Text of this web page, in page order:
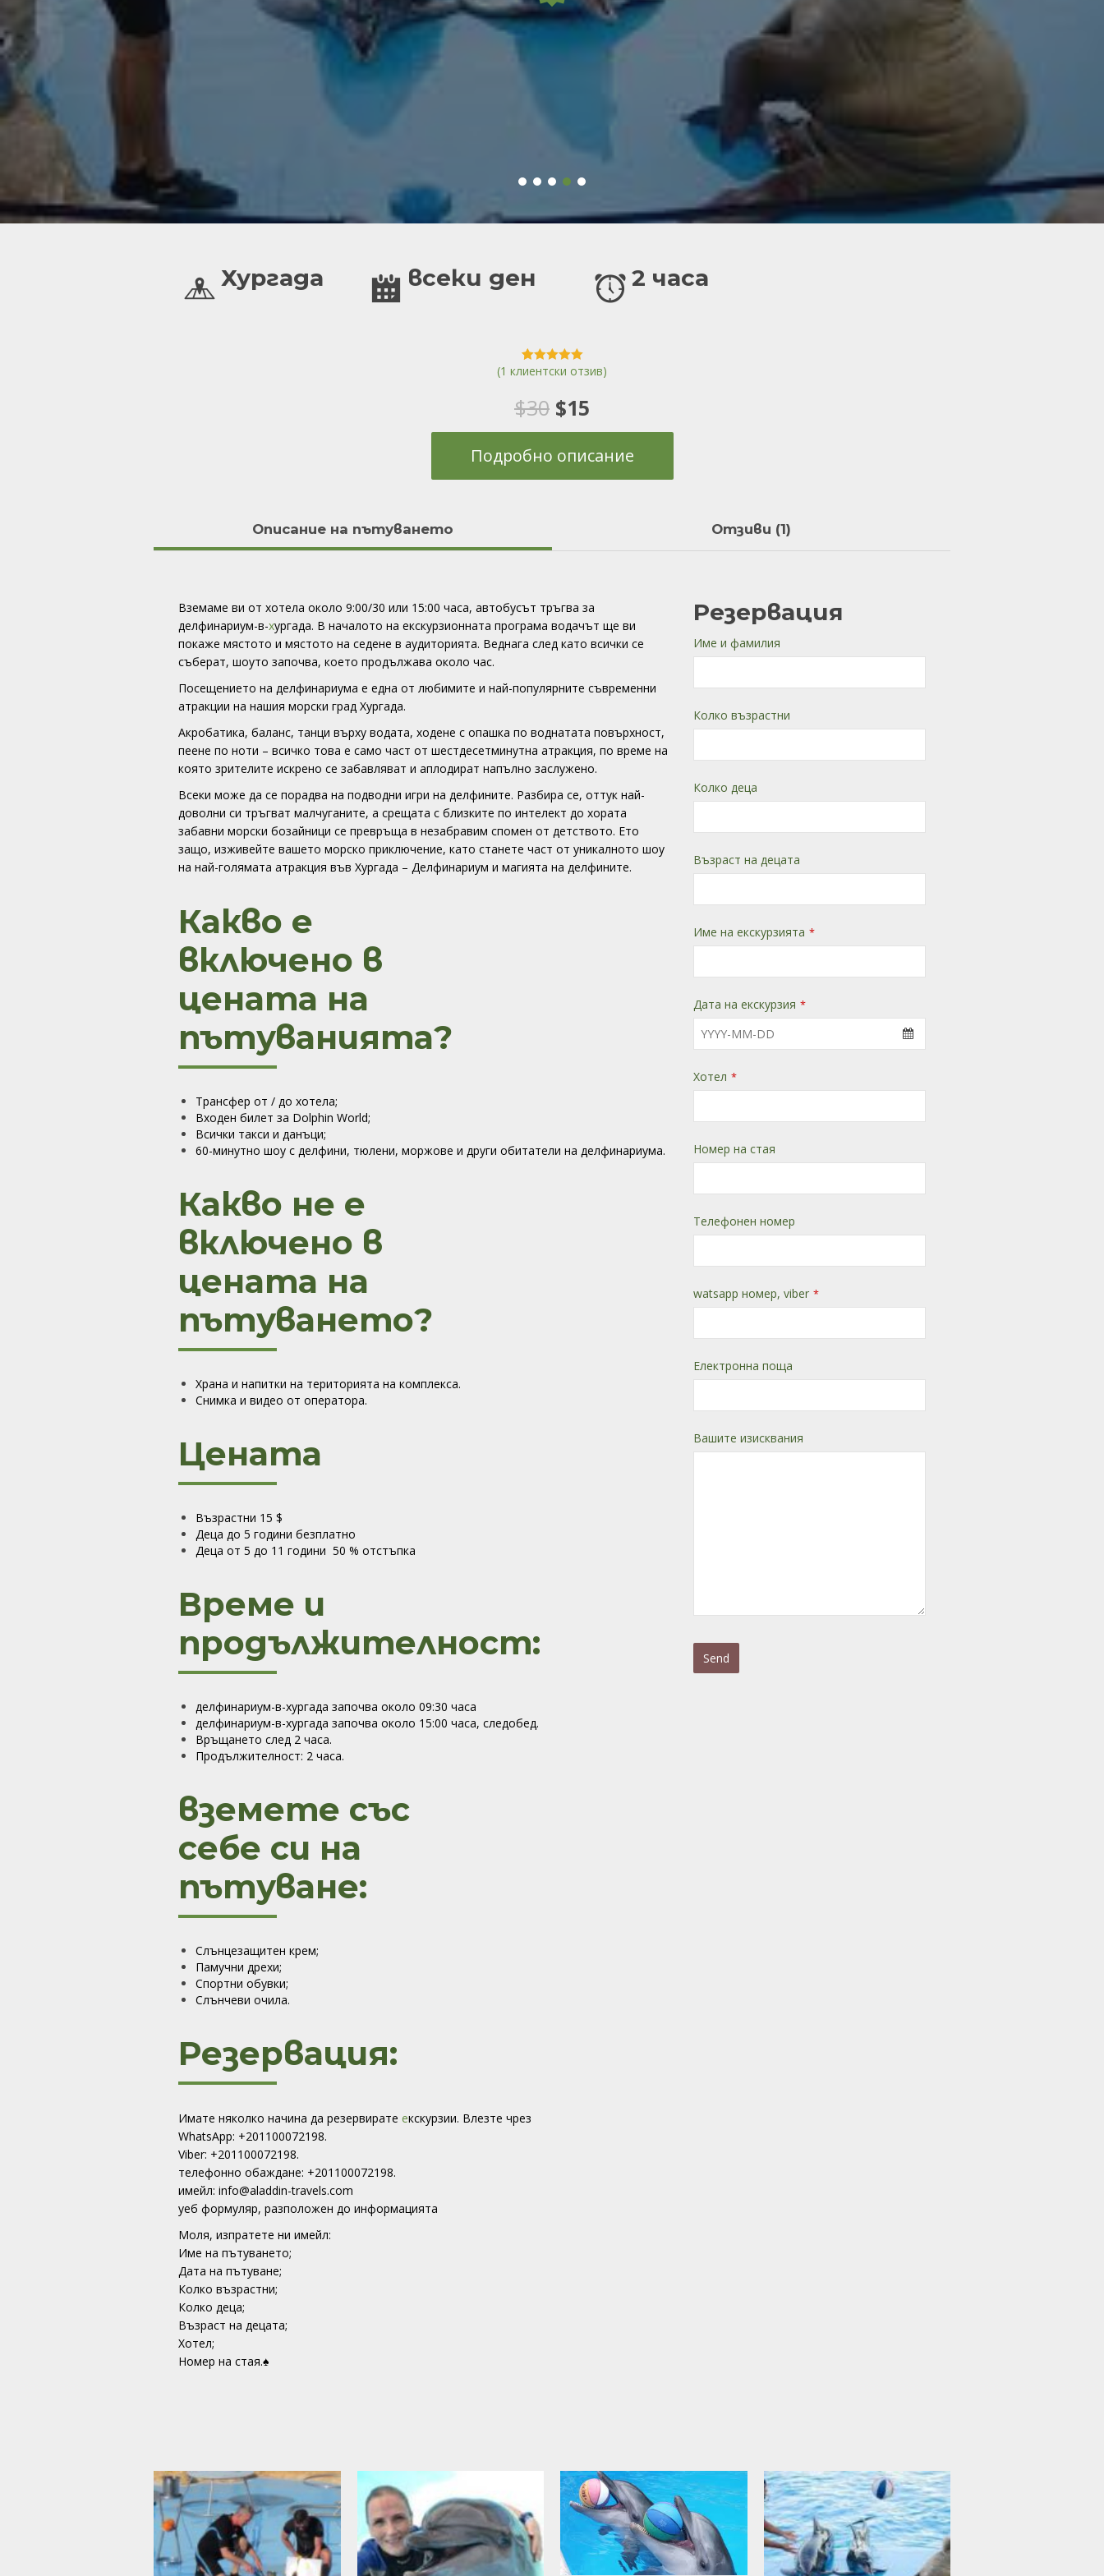
Хургада всеки ден 2 часа
Оценен5.00
1
потребителски
оценки
(1 клиентски отзив)
$30 Original
price
was:
$15
цена
е:
Подробно описание
Описание на пътуването Отзиви (1)
Вземаме ви от хотела около 9:00/30 или 15:00 часа, автобусът тръгва за
делфинариум-в-хургада. В началото на екскурзионната програма водачът ще ви
покаже мястото и мястото на седене в аудиторията. Веднага след като всички се
съберат, шоуто започва, което продължава около час.
Посещението на делфинариума е една от любимите и най-популярните съвременни
атракции на нашия морски град Хургада.
Акробатика, баланс, танци върху водата, ходене с опашка по воднатата повърхност,
пеене по ноти – всичко това е само част от шестдесетминутна атракция, по време на
която зрителите искрено се забавляват и аплодират напълно заслужено.
Всеки може да се порадва на подводни игри на делфините. Разбира се, оттук най-
доволни си тръгват малчуганите, а срещата с близките по интелект до хората
забавни морски бозайници се превръща в незабравим спомен от детството. Ето
защо, изживейте вашето морско приключение, като станете част от уникалното шоу
на най-голямата атракция във Хургада – Делфинариум и магията на делфините.
Какво е
включено в
цената на
пътуванията?
Трансфер от / до хотела;
Входен билет за Dolphin World;
Всички такси и данъци;
60-минутно шоу с делфини, тюлени, моржове и други обитатели на делфинариума.
Какво не е
включено в
цената на
пътуването?
Храна и напитки на територията на комплекса.
Снимка и видео от оператора.
Цената
Възрастни 15 $
Деца до 5 години безплатно
Деца от 5 до 11 години 50 % отстъпка
Време и
продължителност:
делфинариум-в-хургада започва около 09:30 часа
делфинариум-в-хургада започва около 15:00 часа, следобед.
Връщането след 2 часа.
Продължителност: 2 часа.
вземете със
себе си на
пътуване:
Слънцезащитен крем;
Памучни дрехи;
Спортни обувки;
Слънчеви очила.
Резервация:
Имате няколко начина да резервирате екскурзии. Влезте чрез
WhatsApp: +201100072198.
Viber: +201100072198.
телефонно обаждане: +201100072198.
имейл: info@aladdin-travels.com
уеб формуляр, разположен до информацията
Моля, изпратете ни имейл:
Име на пътуването;
Дата на пътуване;
Колко възрастни;
Колко деца;
Възраст на децата;
Хотел;
Номер на стая.♠
Резервация
Име и фамилия
Колко възрастни
Колко деца
Възраст на децата
Име на екскурзията *
Дата на екскурзия *
Хотел *
Номер на стая
Телефонен номер
watsapp номер, viber *
Електронна поща
Вашите изисквания
Send